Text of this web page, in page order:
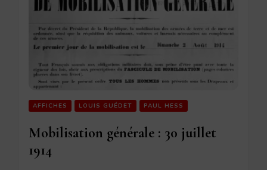
AFFICHES LOUIS GUÉDET PAUL HESS
Mobilisation générale : 30 juillet
1914